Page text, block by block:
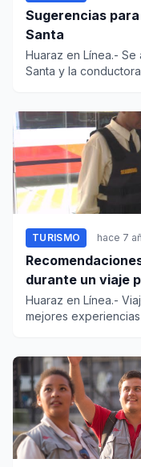
Sugerencias
Santa
Huaraz en Línea.-
Santa y la
TURISMO hace 7
durante un viaje
Huaraz en Línea.-
mejores